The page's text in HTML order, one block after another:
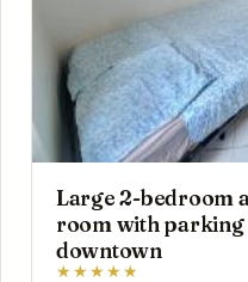
Large 2-bedroom
room with parking
downtown
★★★★★